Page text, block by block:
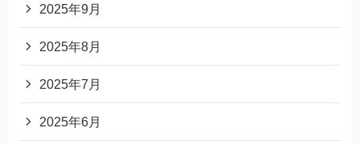
2025年9月
2025年8月
2025年7月
2025年6月